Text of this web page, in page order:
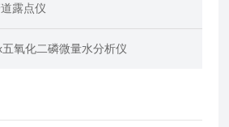
露点仪
氧化二磷微量水分析仪